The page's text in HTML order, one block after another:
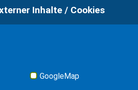
Inhalte / Cookies
GoogleMap